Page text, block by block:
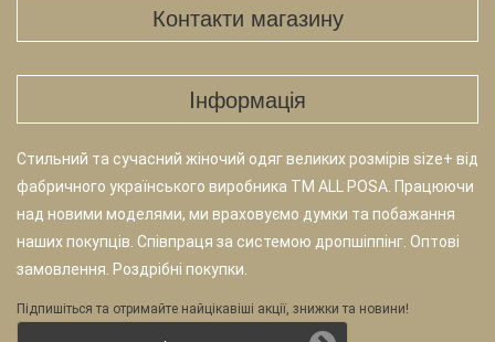
Контакти магазину
Iнформація
Стильний та сучасний жіночий одяг великих розмірів size+ від
фабричного українського виробника TM ALL POSA. Працюючи
над новими моделями, ми враховуємо думки та побажання
наших покупців. Співпраця за системою дропшіппінг. Оптові
замовлення. Роздрібні покупки.
Підпишіться та отримайте найцікавіші акції, знижки та новини!